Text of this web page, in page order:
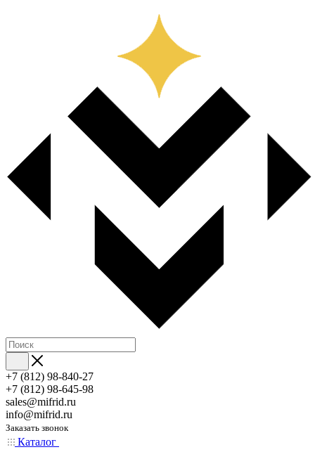
+7 (812) 98-840-27
+7 (812) 98-645-98
sales@mifrid.ru
info@mifrid.ru
Заказать звонок
Каталог